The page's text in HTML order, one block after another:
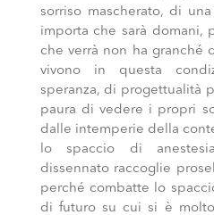
sorriso mascherato, di
importa che sarà domani,
che verrà non ha granché
vivono in questa
speranza, di progettualità
paura di vedere i propri
dalle intemperie della
lo spaccio di
dissennato raccoglie
perché combatte lo
di futuro su cui si è